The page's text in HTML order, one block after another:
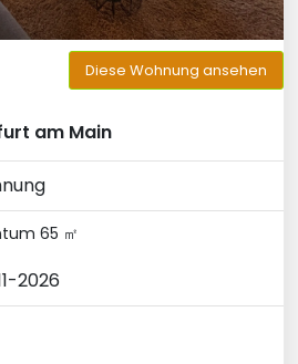
Diese Wohnung ansehen
am Main
65 ㎡
2026